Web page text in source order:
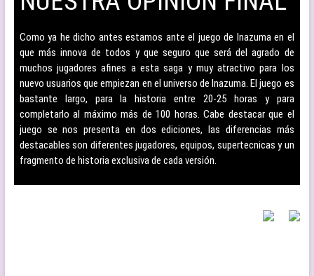
Como ya he dicho antes estamos ante el juego de Inazuma en el
que más innova de todos y que seguro que será del agrado de
muchos jugadores afines a esta saga y muy atractivo para los
nuevo usuarios que empiezan en el universo de Inazuma. El juego es
bastante largo, para la historia entre 20-25 horas y para
completarlo al máximo más de 100 horas. Cabe destacar que el
juego se nos presenta en dos ediciones, las diferencias más
destacables son diferentes jugadores, equipos, supertecnicas y un
fragmento de historia exclusiva de cada versión.